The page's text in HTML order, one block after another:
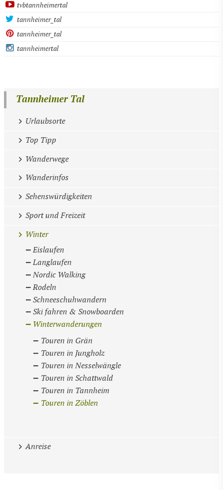
tvbtannheimertal
tannheimer_tal
tannheimer_tal
tannheimertal
Tannheimer Tal
Urlaubsorte
Top Tipp
Wanderwege
Wanderinfos
Sehenswürdigkeiten
Sport und Freizeit
Winter
Eislaufen
Langlaufen
Nordic Walking
Rodeln
Schneeschuhwandern
Ski fahren & Snowboarden
Winterwanderungen
Touren in Grän
Touren in Jungholz
Touren in Nesselwängle
Touren in Schattwald
Touren in Tannheim
Touren in Zöblen
Anreise